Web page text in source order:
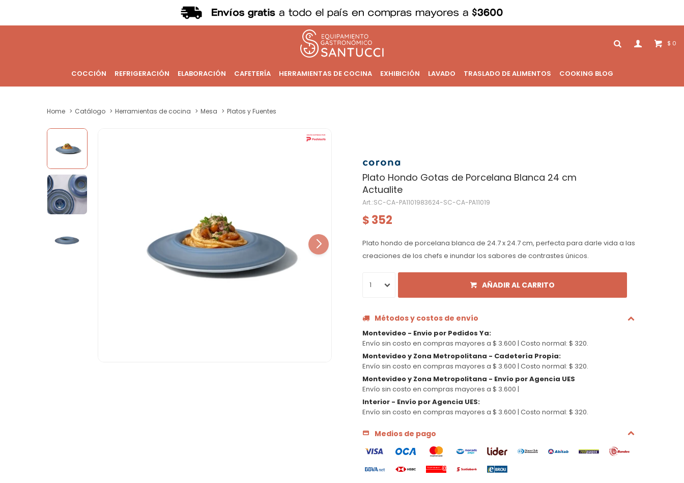
COCCIÓN REFRIGERACIÓN ELABORACIÓN CAFETERÍA HERRAMIENTAS DE COCINA EXHIBICIÓN LAVADO TRASLADO DE ALIMENTOS COOKING BLOG
$ 0
Home Catálogo Herramientas de cocina Mesa Platos y Fuentes
Plato Hondo Gotas de Porcelana Blanca 24 cm
Actualite
SC-CA-PA1101983624-SC-CA-PA11019
$ 352
Plato hondo de porcelana blanca de 24.7 x 24.7 cm, perfecta para darle vida a las
creaciones de los chefs e inundar los sabores de contrastes únicos.
1 AÑADIR AL CARRITO
Métodos y costos de envío
Montevideo - Envio por Pedidos Ya:
Envío sin costo en compras mayores a $ 3.600 | Costo normal: $ 320.
Montevideo y Zona Metropolitana - Cadetería Propia:
Envío sin costo en compras mayores a $ 3.600 | Costo normal: $ 320.
Montevideo y Zona Metropolitana - Envío por Agencia UES
Envío sin costo en compras mayores a $ 3.600 |
Interior - Envío por Agencia UES:
Envío sin costo en compras mayores a $ 3.600 | Costo normal: $ 320.
Medios de pago